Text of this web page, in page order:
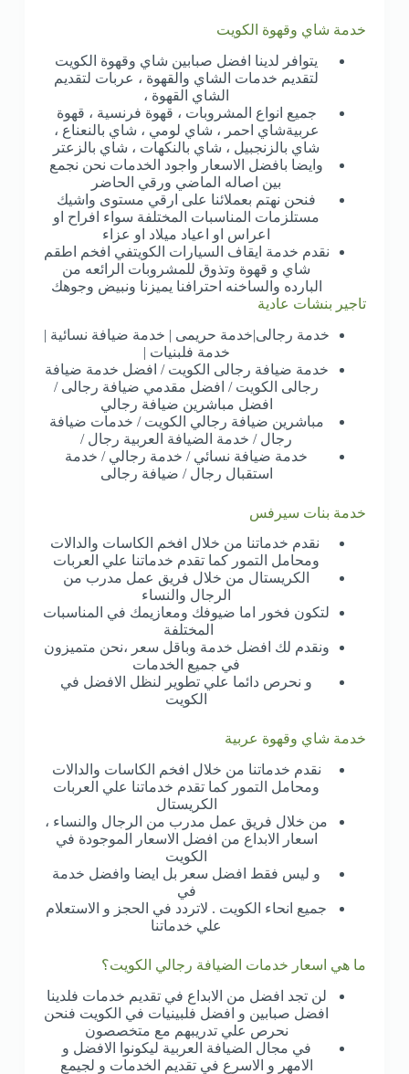
خدمة شاي وقهوة الكويت
يتوافر لدينا افضل صبابين شاي وقهوة الكويت
لتقديم خدمات الشاي والقهوة ، عربات لتقديم
الشاي القهوة ،
جميع انواع المشروبات ، قهوة فرنسية ، قهوة
عربيةشاي احمر ، شاي لومي ، شاي بالنعناع ،
شاي بالزنجبيل ، شاي بالنكهات ، شاي بالزعتر
وايضا بافضل الاسعار واجود الخدمات نحن نجمع
بين اصاله الماضي ورقي الحاضر
فنحن نهتم بعملائنا على ارقي مستوى واشيك
مستلزمات المناسبات المختلفة سواء افراح او
اعراس او اعياد ميلاد او عزاء
نقدم خدمة ايقاف السيارات الكويتفي افخم اطقم
شاي و قهوة وتذوق للمشروبات الرائعه من
البارده والساخنه احترافنا يميزنا ونبيض وجوهك
تاجير بنشات عادية
خدمة رجالى|خدمة حريمى | خدمة ضيافة نسائية |
خدمة فلبنيات |
خدمة ضيافة رجالى الكويت / افضل خدمة ضيافة
رجالى الكويت / افضل مقدمي ضيافة رجالى /
افضل مباشرين ضيافة رجالي
مباشرين ضيافة رجالي الكويت / خدمات ضيافة
رجال / خدمة الضيافة العربية رجال /
خدمة ضيافة نسائي / خدمة رجالي / خدمة
استقبال رجال / ضيافة رجالى
خدمة بنات سيرفس
نقدم خدماتنا من خلال افخم الكاسات والدالات
ومحامل التمور كما تقدم خدماتنا علي العربات
الكريستال من خلال فريق عمل مدرب من
الرجال والنساء
لتكون فخور اما ضيوفك ومعازيمك في المناسبات
المختلفة
ونقدم لك افضل خدمة وباقل سعر ،نحن متميزون
في جميع الخدمات
و نحرص دائما علي تطوير لنظل الافضل في
الكويت
خدمة شاي وقهوة عربية
نقدم خدماتنا من خلال افخم الكاسات والدالات
ومحامل التمور كما تقدم خدماتنا علي العربات
الكريستال
من خلال فريق عمل مدرب من الرجال والنساء ،
اسعار الابداع من افضل الاسعار الموجودة في
الكويت
و ليس فقط افضل سعر بل ايضا وافضل خدمة
في
جميع انحاء الكويت . لاتردد في الحجز و الاستعلام
علي خدماتنا
ما هي اسعار خدمات الضيافة رجالي الكويت؟
لن تجد افضل من الابداع في تقديم خدمات فلدينا
افضل صبابين و افضل فلبينيات في الكويت فنحن
نحرص علي تدريبهم مع متخصصون
في مجال الضيافة العربية ليكونوا الافضل و
الامهر و الاسرع في تقديم الخدمات و لجيمع